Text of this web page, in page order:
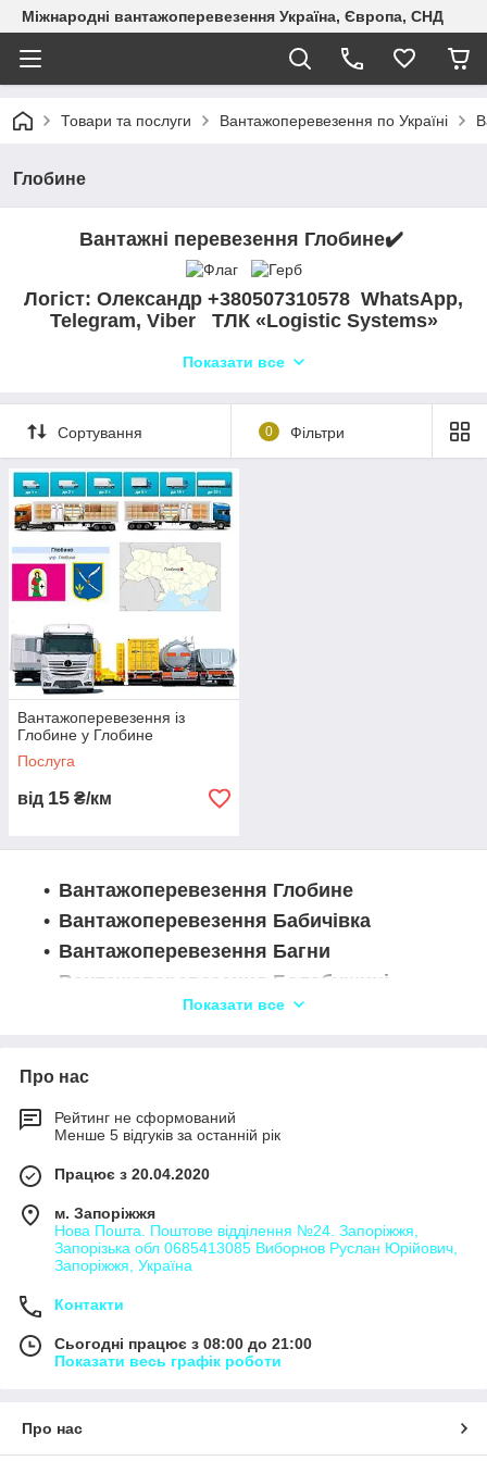
Міжнародні вантажоперевезення Україна, Європа, СНД
Товари та послуги Вантажоперевезення по Україні
Глобине
Вантажні перевезення Глобине✔️
Логіст: Олександр +380507310578 WhatsApp,
Telegram, Viber ТЛК «Logistic Systems»
Показати все
Сортування 0 Фільтри
Вантажоперевезення із
Глобине у Глобине
Послуга
від 15 ₴/км
Вантажоперевезення Глобине
Вантажоперевезення Бабичівка
Вантажоперевезення Багни
Вантажоперевезення Балабушині
Вантажоперевезення Весела Долина
Вантажоперевезення Глибоке
Вантажоперевезення Глушкове Друге
Вантажоперевезення Гуляйполе
Вантажоперевезення Демидівка
Вантажоперевезення Демченки
Вантажоперевезення Жорняки
Вантажоперевезення Жуки
Вантажоперевезення Зарічне
Показати все
Про нас
Рейтинг не сформований
Менше 5 відгуків за останній рік
Працює з 20.04.2020
м. Запоріжжя
Нова Пошта. Поштове відділення №24. Запоріжжя,
Запорізька обл 0685413085 Виборнов Руслан Юрійович,
Запоріжжя, Україна
Контакти
Сьогодні працює з 08:00 до 21:00
Показати весь графік роботи
Про нас